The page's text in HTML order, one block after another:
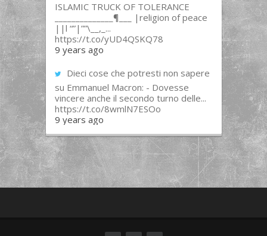
ISLAMIC TRUCK OF TOLERANCE
______________¶___ |religion of peace
||l “”|””\__,_...
https://t.co/yUD4QSKQ78
9 years ago
Dieci cose che potresti non sapere
su Emmanuel Macron: - Dovesse
vincere anche il secondo turno delle...
https://t.co/8wmlN7ESOo
9 years ago